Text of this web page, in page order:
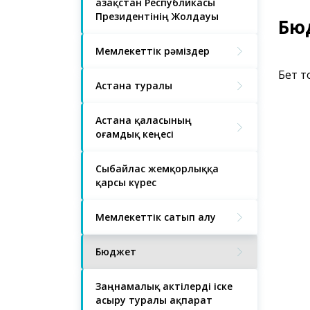
Президентінің Жолдауы
Мемлекеттік рәміздер
Астана туралы
Астана қаласының
Қоғамдық кеңесі
Сыбайлас жемқорлыққа
қарсы күрес
Мемлекеттік сатып алу
Бюджет
Заңнамалық актілерді іске
асыру туралы ақпарат
Бет